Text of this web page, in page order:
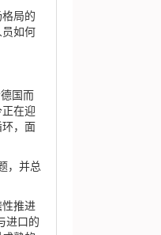
局的
员如何
国而
在迎
，面
，并总
推进
进口的